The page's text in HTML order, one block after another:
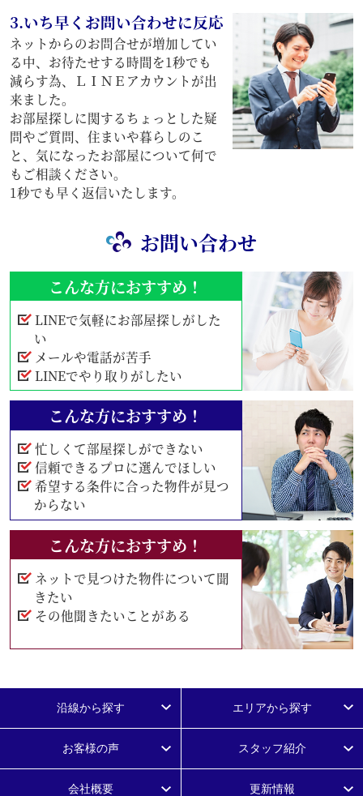
3.いち早くお問い合わせに反応
ネットからのお問合せが増加してい
る中、お待たせする時間を1秒でも
減らす為、ＬＩＮＥアカウントが出
来ました。
お部屋探しに関するちょっとした疑
問やご質問、住まいや暮らしのこ
と、気になったお部屋について何で
もご相談ください。
1秒でも早く返信いたします。
お問い合わせ
こんな方におすすめ！
LINEで気軽にお部屋探しがした
い
メールや電話が苦手
LINEでやり取りがしたい
こんな方におすすめ！
忙しくて部屋探しができない
信頼できるプロに選んでほしい
希望する条件に合った物件が見つ
からない
こんな方におすすめ！
ネットで見つけた物件について聞
きたい
その他聞きたいことがある
沿線から探す エリアから探す
お客様の声 スタッフ紹介
会社概要 更新情報